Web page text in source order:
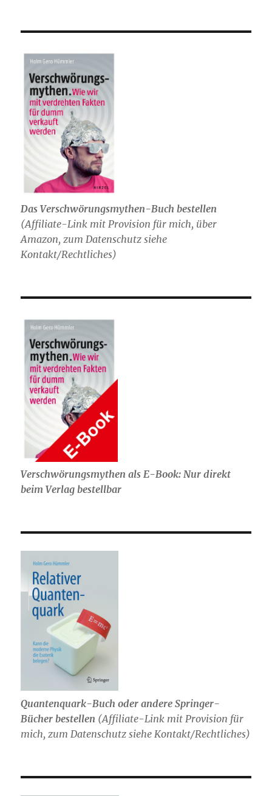
Das Verschwörungsmythen-Buch bestellen
(Affiliate-Link mit Provision für mich, über
Amazon, zum Datenschutz siehe
Kontakt/Rechtliches)
Verschwörungsmythen als E-Book: Nur direkt
beim Verlag bestellbar
Quantenquark-Buch oder andere Springer-
Bücher bestellen (Affiliate-Link mit Provision für
mich, zum Datenschutz siehe Kontakt/Rechtliches)